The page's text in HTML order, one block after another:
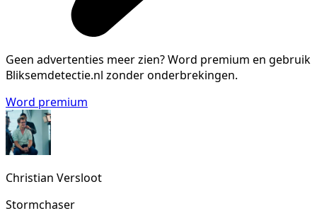
Geen advertenties meer zien?Word premium en gebruik
Bliksemdetectie.nl zonder onderbrekingen.
Word premium
Christian Versloot
Stormchaser